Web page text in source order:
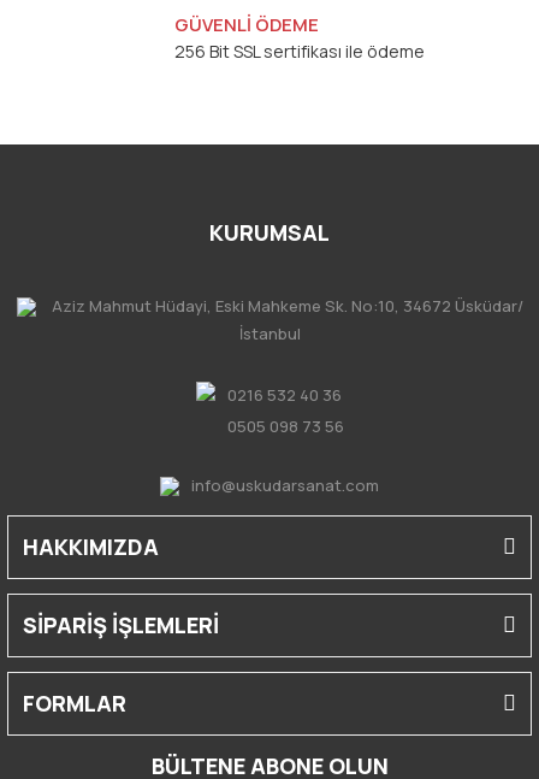
GÜVENLİ ÖDEME
256 Bit SSL sertifikası ile ödeme
KURUMSAL
Aziz Mahmut Hüdayi, Eski Mahkeme Sk. No:10, 34672 Üsküdar/
İstanbul
0216 532 40 36
0505 098 73 56
info@uskudarsanat.com
HAKKIMIZDA
SİPARİŞ İŞLEMLERİ
FORMLAR
BÜLTENE ABONE OLUN